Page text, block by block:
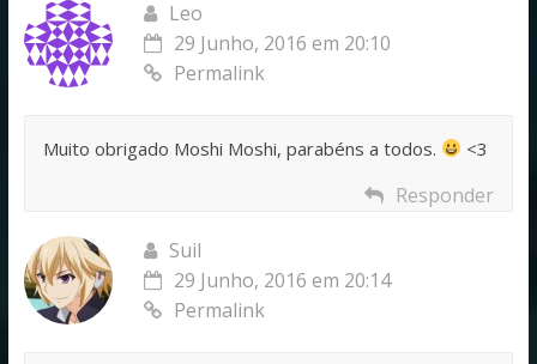
Leo
29 Junho, 2016 em 20:10
Permalink
Muito obrigado Moshi Moshi, parabéns a todos. <3
Responder
Suil
29 Junho, 2016 em 20:14
Permalink